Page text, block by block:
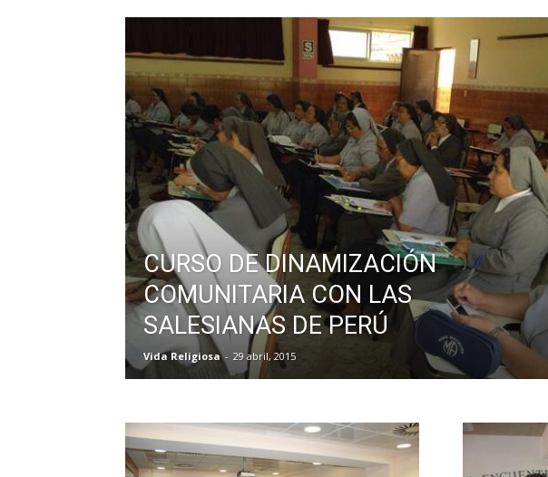
CURSO DE DINAMIZACIÓN
COMUNITARIA CON LAS
SALESIANAS DE PERÚ
Vida Religiosa - 29 abril, 2015